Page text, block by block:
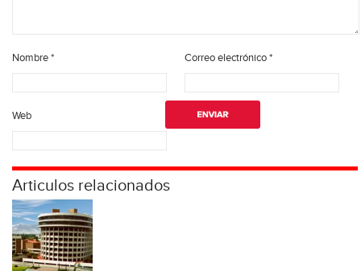
Nombre* Correo electrónico*
Web
Articulos relacionados